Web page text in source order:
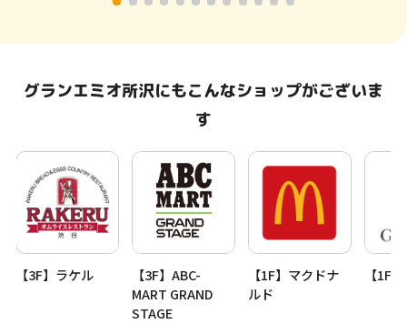
グランエミオ所沢にもこんなショップがございま
す
【3F】ラケル
【3F】ABC-
MART GRAND
STAGE
【1F】マクドナ
ルド
【1F